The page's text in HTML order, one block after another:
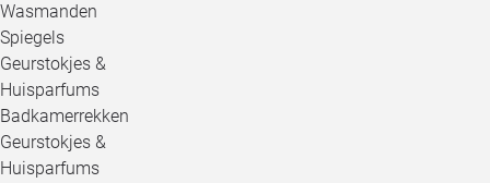
Wasmanden
Spiegels
Geurstokjes &
Huisparfums
Badkamerrekken
Geurstokjes &
Huisparfums